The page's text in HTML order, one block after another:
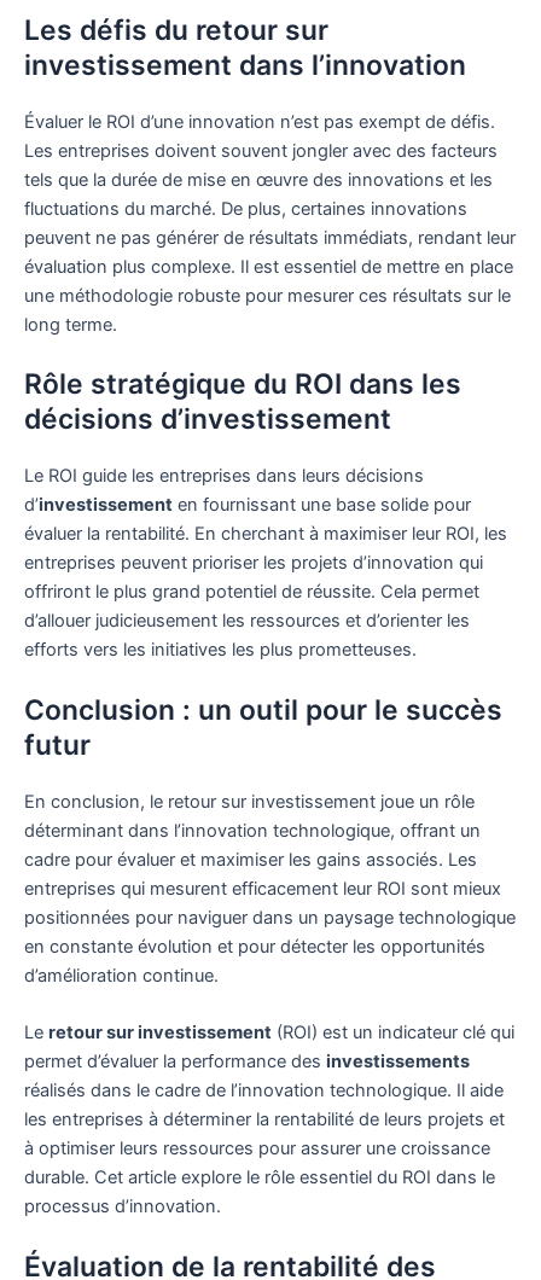
Les défis du retour sur
investissement dans l’innovation
Évaluer le ROI d’une innovation n’est pas exempt de défis.
Les entreprises doivent souvent jongler avec des facteurs
tels que la durée de mise en œuvre des innovations et les
fluctuations du marché. De plus, certaines innovations
peuvent ne pas générer de résultats immédiats, rendant leur
évaluation plus complexe. Il est essentiel de mettre en place
une méthodologie robuste pour mesurer ces résultats sur le
long terme.
Rôle stratégique du ROI dans les
décisions d’investissement
Le ROI guide les entreprises dans leurs décisions
d’investissement en fournissant une base solide pour
évaluer la rentabilité. En cherchant à maximiser leur ROI, les
entreprises peuvent prioriser les projets d’innovation qui
offriront le plus grand potentiel de réussite. Cela permet
d’allouer judicieusement les ressources et d’orienter les
efforts vers les initiatives les plus prometteuses.
Conclusion : un outil pour le succès
futur
En conclusion, le retour sur investissement joue un rôle
déterminant dans l’innovation technologique, offrant un
cadre pour évaluer et maximiser les gains associés. Les
entreprises qui mesurent efficacement leur ROI sont mieux
positionnées pour naviguer dans un paysage technologique
en constante évolution et pour détecter les opportunités
d’amélioration continue.
Le retour sur investissement (ROI) est un indicateur clé qui
permet d’évaluer la performance des investissements
réalisés dans le cadre de l’innovation technologique. Il aide
les entreprises à déterminer la rentabilité de leurs projets et
à optimiser leurs ressources pour assurer une croissance
durable. Cet article explore le rôle essentiel du ROI dans le
processus d’innovation.
Évaluation de la rentabilité des